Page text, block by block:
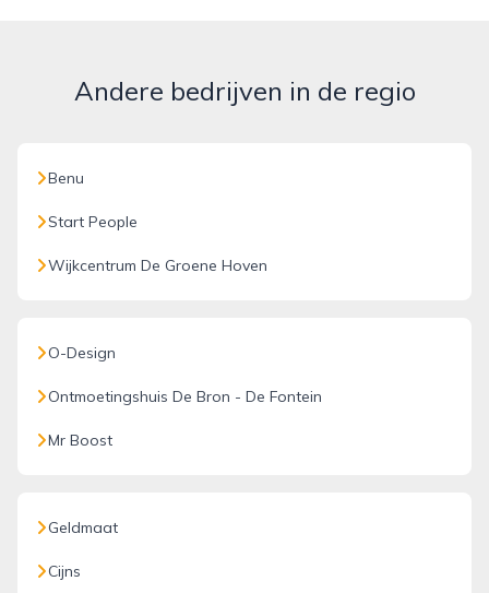
Andere bedrijven in de regio
Benu
Start People
Wijkcentrum De Groene Hoven
O-Design
Ontmoetingshuis De Bron - De Fontein
Mr Boost
Geldmaat
Cijns